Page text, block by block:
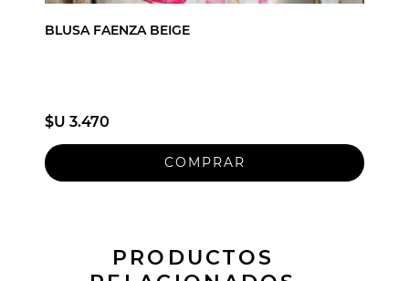
BLUSA FAENZA BEIGE
$U 3.470
PRODUCTOS